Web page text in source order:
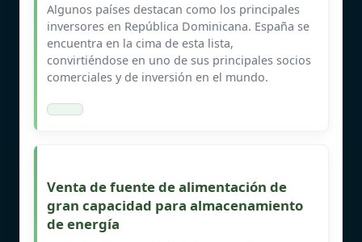
Algunos países destacan como los principales
inversores en República Dominicana. España se
encuentra en la cima de esta lista,
convirtiéndose en uno de sus principales socios
comerciales y de inversión en el mundo.
Venta de fuente de alimentación de
gran capacidad para almacenamiento
de energía